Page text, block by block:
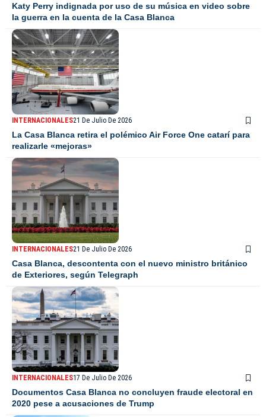
Katy Perry indignada por uso de su música en video sobre
la guerra en la cuenta de la Casa Blanca
INTERNACIONALES21 De Julio De 2026
La Casa Blanca retira el polémico Air Force One catarí para
realizarle «mejoras»
INTERNACIONALES21 De Julio De 2026
Casa Blanca, descontenta con el nuevo ministro británico
de Exteriores, según Telegraph
INTERNACIONALES17 De Julio De 2026
Documentos Casa Blanca no concluyen fraude electoral en
2020 pese a acusaciones de Trump